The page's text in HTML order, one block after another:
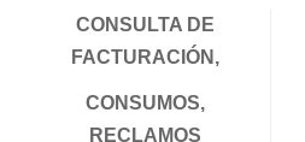
CONSULTA DE
FACTURACIÓN,
CONSUMOS,
RECLAMOS